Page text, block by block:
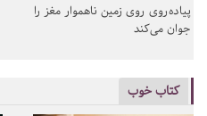
پیاده‌روی روی زمین ناهموار مغز را
جوان می‌کند
کتاب خوب